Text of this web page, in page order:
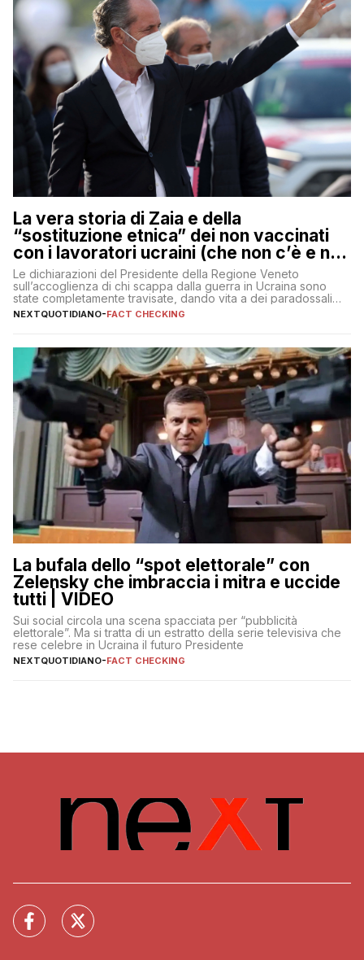
La vera storia di Zaia e della
“sostituzione etnica” dei non vaccinati
con i lavoratori ucraini (che non c’è e non
ci sarà)
Le dichiarazioni del Presidente della Regione Veneto
sull’accoglienza di chi scappa dalla guerra in Ucraina sono
state completamente travisate, dando vita a dei paradossali
falsi che girano sui social
NEXTQUOTIDIANO-FACT CHECKING
La bufala dello “spot elettorale” con
Zelensky che imbraccia i mitra e uccide
tutti | VIDEO
Sui social circola una scena spacciata per “pubblicità
elettorale”. Ma si tratta di un estratto della serie televisiva che
rese celebre in Ucraina il futuro Presidente
NEXTQUOTIDIANO-FACT CHECKING